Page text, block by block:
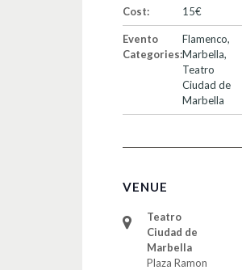
Cost: 15€
Evento
Categories:
Flamenco,
Marbella,
Teatro
Ciudad de
Marbella
VENUE
Teatro
Ciudad de
Marbella
Plaza Ramon